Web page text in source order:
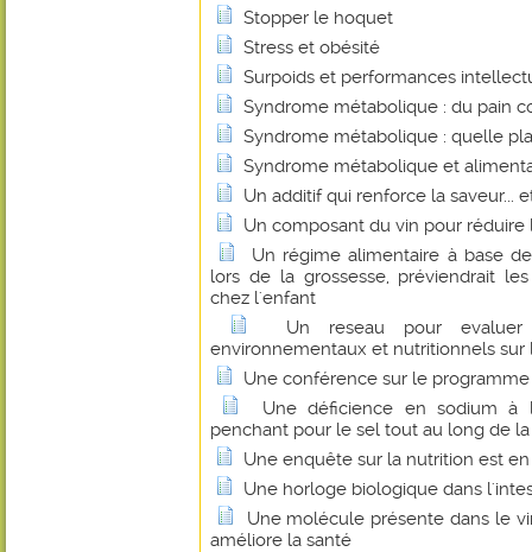
Stopper le hoquet
Stress et obésité
Surpoids et performances
Syndrome métabolique : du pain
Syndrome métabolique : quelle
Syndrome métabolique et
Un additif qui renforce la saveur...
Un composant du vin pour réduire
Un régime alimentaire à base
lors de la grossesse, préviendrait
chez l'enfant
Un reseau pour
environnementaux et nutritionnels sur
Une conférence sur le
Une déficience en sodium à
penchant pour le sel tout au long de
Une enquête sur la nutrition est en
Une horloge biologique dans
Une molécule présente dans le
améliore la santé